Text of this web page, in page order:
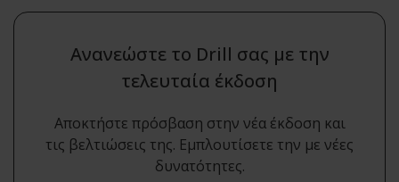
Ανανεώστε το Drill σας με την
τελευταία έκδοση
Αποκτήστε πρόσβαση στην νέα έκδοση και
τις βελτιώσεις της. Εμπλουτίσετε την με νέες
δυνατότητες.